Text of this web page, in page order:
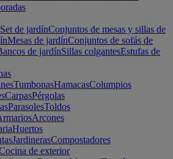
Set de jardínConjuntos de mesas y sillas de
Mesas de jardínConjuntos de sofás de
de jardínSillas colgantesEstufas de
TumbonasHamacasColumpios
CarpasPérgolas
ParasolesToldos
Arcones
Huertos
JardinerasCompostadores
de exterior